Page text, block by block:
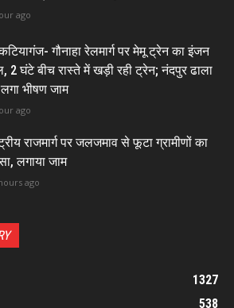
ago
गौनाहा रेलमार्ग पर मेमू ट्रेन का इंजन
2 घंटे बीच रास्ते में खड़ी रही ट्रेन; नंदपुर ढाला
भीषण जाम
ago
राजमार्ग पर जलजमाव से फूटा ग्रामीणों का
लगाया जाम
ago
1327
538